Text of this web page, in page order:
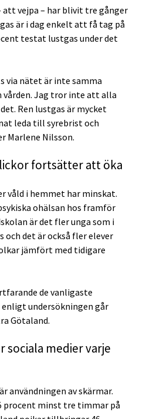
vejpa – har blivit tre gånger
är i dag enkelt att få tag på
testat lustgas under det
via nätet är inte samma
vården. Jag tror inte att alla
Ren lustgas är mycket
leda till syrebrist och
Marlene Nilsson.
fortsätter att öka
våld i hemmet har minskat.
ohälsan hos framför
är det fler unga som i
och det är också fler elever
jämfört med tidigare
de vanligaste
undersökningen går
Götaland.
sociala medier varje
användningen av skärmar.
minst tre timmar på